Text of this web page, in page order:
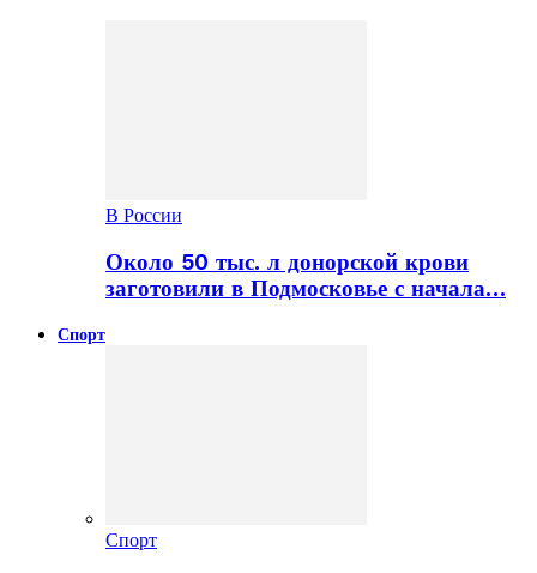
В России
Около 50 тыс. л донорской крови
заготовили в Подмосковье с начала…
Спорт
Спорт